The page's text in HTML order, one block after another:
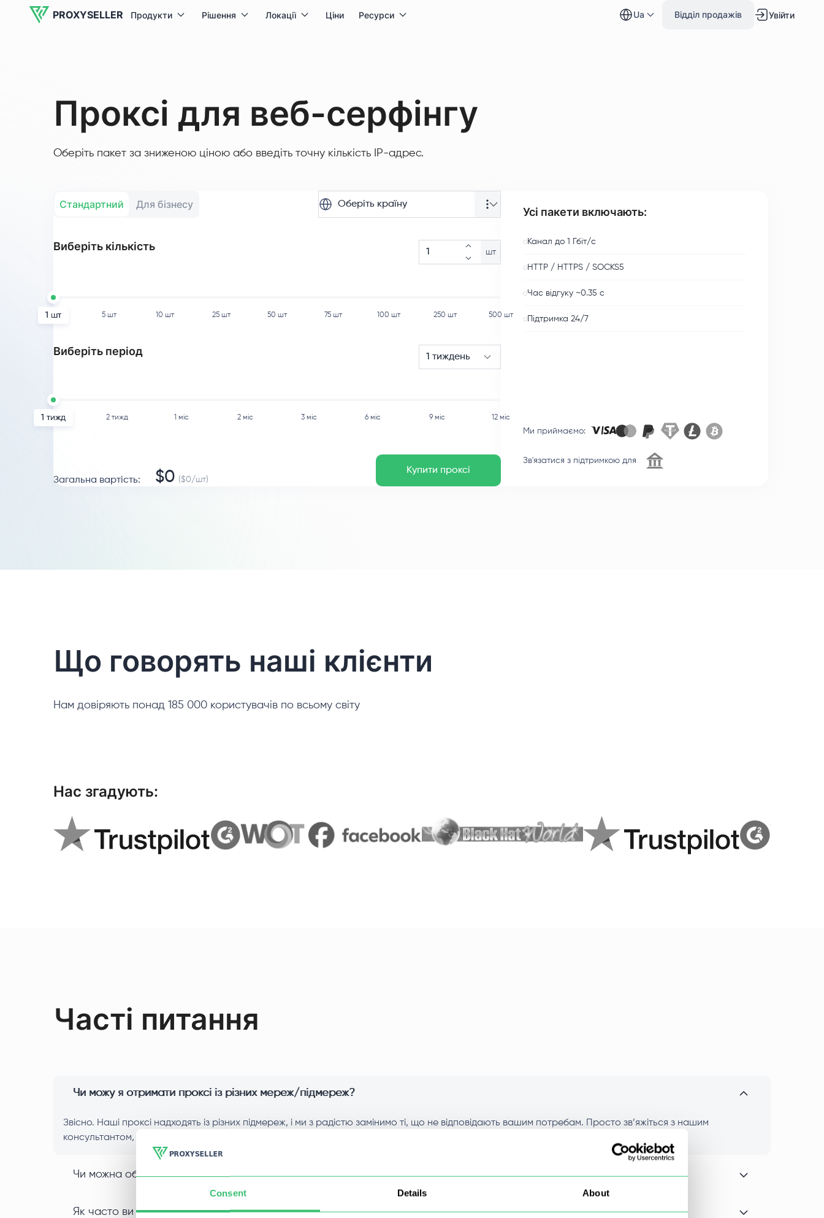
Consent Details About
PROXYSELLER Продукти Рішення Локації Ціни Ресурси ua Відділ продажів Увійти
Проксі для веб-серфінгу
Оберіть пакет за зниженою ціною або введіть точну кількість IP-адрес.
Стандартний Для бізнесу Оберіть країну
Виберіть кількість шт
1 шт 5 шт 10 шт 25 шт 50 шт 75 шт 100 шт 250 шт 500 шт
Виберіть період 1 тиждень
1 тижд 2 тижд 1 міс 2 міс 3 міс 6 міс 9 міс 12 міс
Загальна вартість: $0 ($0/шт)
Купити проксі
Усі пакети включають:
Канал до 1 Гбіт/с
HTTP / HTTPS / SOCKS5
Час відгуку ~0.35 с
Підтримка 24/7
Ми приймаємо:
Зв'язатися з підтримкою для
Що говорять наші клієнти
Нам довіряють понад 185 000 користувачів по всьому світу
Нас згадують:
Часті питання
Чи можу я отримати проксі із різних мереж/підмереж?
Звісно. Наші проксі надходять із різних підмереж, і ми з радістю замінимо ті, що не відповідають вашим потребам. Просто зв’яжіться з нашим
консультантом, і ми надамо заміну.
Чи можна обрати проксі по місту і/або області (штату)?
Як часто ви оновлюєте ваші проксі?